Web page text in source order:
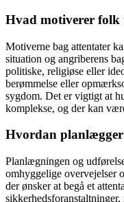
Hvad motiverer folk
Motiverne bag attentater
situation og angriberens
politiske, religiøse eller
berømmelse eller
sygdom. Det er vigtigt at
komplekse, og der kan
Hvordan
Planlægningen og
omhyggelige overvejelser
der ønsker at begå et